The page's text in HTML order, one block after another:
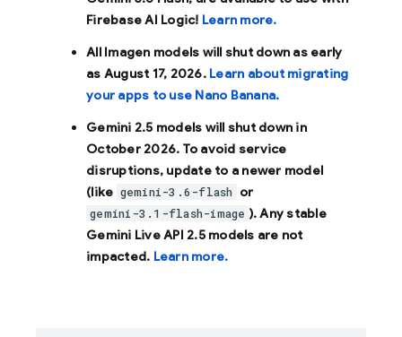
Firebase AI Logic! Learn more.
All Imagen models will shut down as early
as August 17, 2026. Learn about migrating
your apps to use Nano Banana.
Gemini 2.5 models will shut down in
October 2026. To avoid service
disruptions, update to a newer model
(like gemini-3.6-flash or
gemini-3.1-flash-image ). Any stable
Gemini Live API 2.5 models are not
impacted. Learn more.